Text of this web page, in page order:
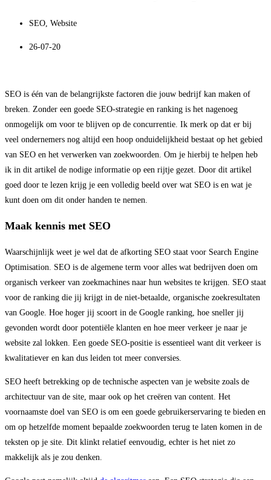
SEO, Website
26-07-20
SEO is één van de belangrijkste factoren die jouw bedrijf kan maken of
breken. Zonder een goede SEO-strategie en ranking is het nagenoeg
onmogelijk om voor te blijven op de concurrentie. Ik merk op dat er bij
veel ondernemers nog altijd een hoop onduidelijkheid bestaat op het gebied
van SEO en het verwerken van zoekwoorden. Om je hierbij te helpen heb
ik in dit artikel de nodige informatie op een rijtje gezet. Door dit artikel
goed door te lezen krijg je een volledig beeld over wat SEO is en wat je
kunt doen om dit onder handen te nemen.
Maak kennis met SEO
Waarschijnlijk weet je wel dat de afkorting SEO staat voor Search Engine
Optimisation. SEO is de algemene term voor alles wat bedrijven doen om
organisch verkeer van zoekmachines naar hun websites te krijgen. SEO staat
voor de ranking die jij krijgt in de niet-betaalde, organische zoekresultaten
van Google. Hoe hoger jij scoort in de Google ranking, hoe sneller jij
gevonden wordt door potentiële klanten en hoe meer verkeer je naar je
website zal lokken. Een goede SEO-positie is essentieel want dit verkeer is
kwalitatiever en kan dus leiden tot meer conversies.
SEO heeft betrekking op de technische aspecten van je website zoals de
architectuur van de site, maar ook op het creëren van content. Het
voornaamste doel van SEO is om een goede gebruikerservaring te bieden en
om op hetzelfde moment bepaalde zoekwoorden terug te laten komen in de
teksten op je site. Dit klinkt relatief eenvoudig, echter is het niet zo
makkelijk als je zou denken.